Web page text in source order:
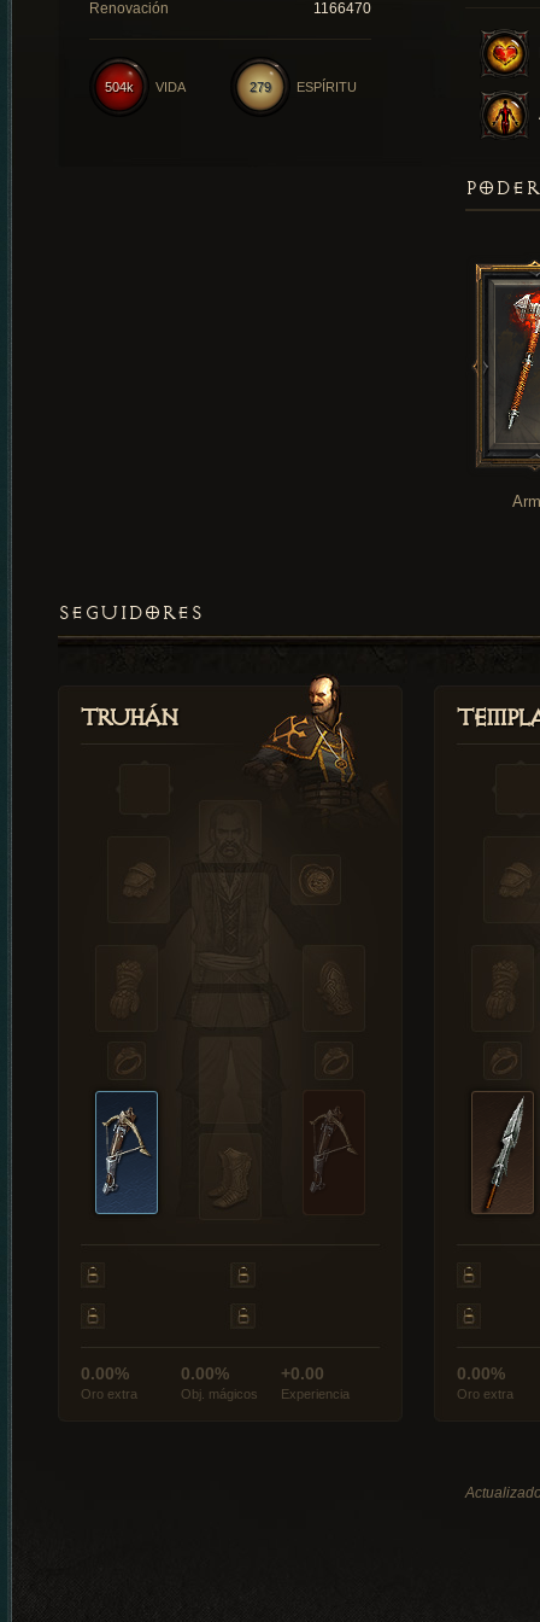
Renovación
1166470
279 ESPÍRITU
504k VIDA
SEGUIDORES
Truhán
0.00%
Oro extra
0.00%
Obj. mágicos
+0.00
Experiencia
0.00%
Oro extra